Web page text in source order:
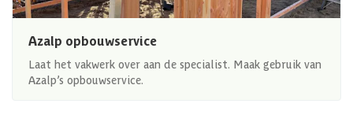
Azalp opbouwservice
Laat het vakwerk over aan de specialist. Maak gebruik van
Azalp’s opbouwservice.